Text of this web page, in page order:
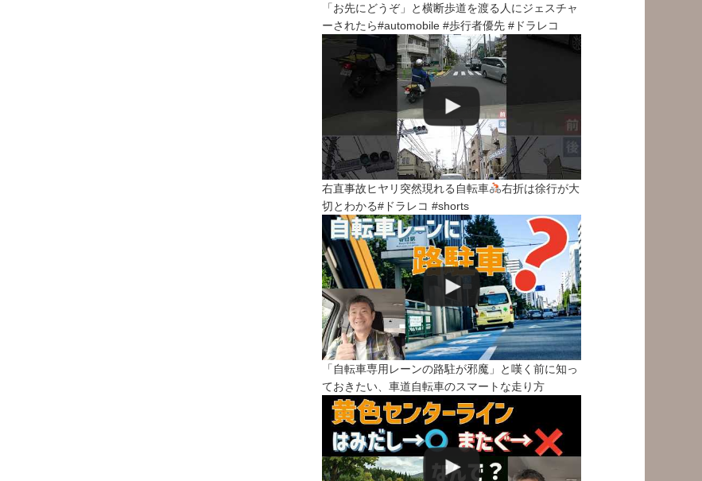
「お先にどうぞ」と横断歩道を渡る人にジェスチャ
ーされたら#automobile #歩行者優先 #ドラレコ
右直事故ヒヤリ突然現れる自転車
右折は徐行が大
切とわかる#ドラレコ #shorts
「自転車専用レーンの路駐が邪魔」と嘆く前に知っ
ておきたい、車道自転車のスマートな走り方